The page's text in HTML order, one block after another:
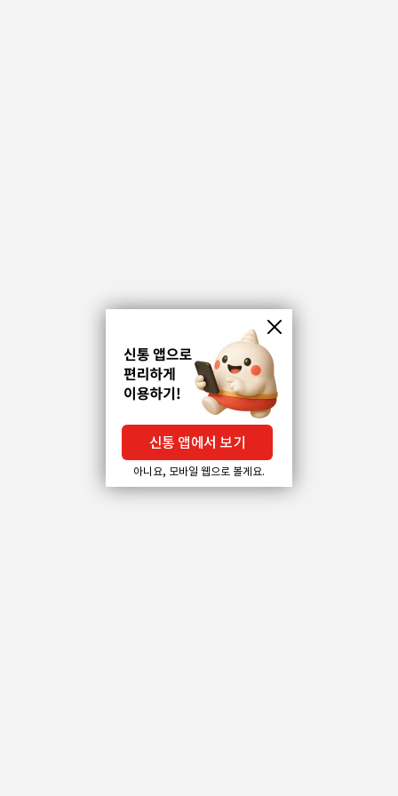
신통 앱에서 보기
아니요, 모바일 웹으로 볼게요.